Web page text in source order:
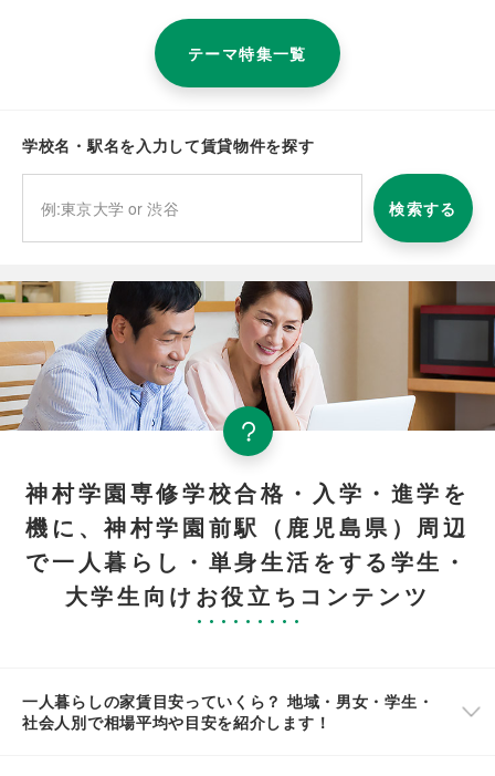
テーマ特集一覧
学校名・駅名を入力して賃貸物件を探す
検索する
神村学園専修学校合格・入学・進学を
機に、神村学園前駅（鹿児島県）周辺
で一人暮らし・単身生活をする学生・
大学生向けお役立ちコンテンツ
一人暮らしの家賃目安っていくら？ 地域・男女・学生・
社会人別で相場平均や目安を紹介します！